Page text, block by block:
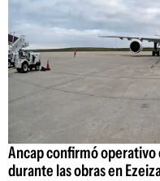
Ancap confirmó operativo
durante las obras en